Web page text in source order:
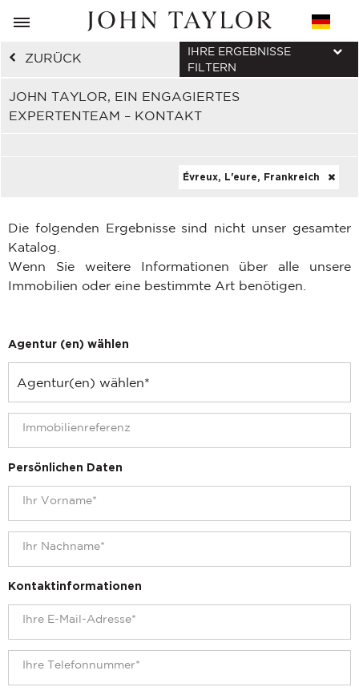
ZURÜCK
JOHN TAYLOR, EIN ENGAGIERTES
EXPERTENTEAM – KONTAKT
IHRE ERGEBNISSE
FILTERN
Évreux, L'eure, Frankreich
Die folgenden Ergebnisse sind nicht unser gesamter
Katalog.
Wenn Sie weitere Informationen über alle unsere
Immobilien oder eine bestimmte Art benötigen.
Agentur (en) wählen
Persönlichen Daten
Kontaktinformationen